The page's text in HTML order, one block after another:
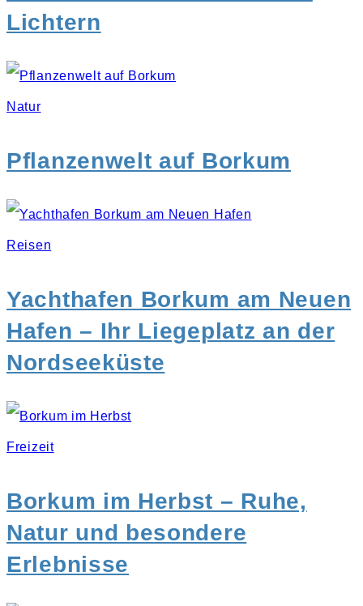
Lichtern
Natur
Pflanzenwelt auf Borkum
Reisen
Yachthafen Borkum am Neuen
Hafen – Ihr Liegeplatz an der
Nordseeküste
Freizeit
Borkum im Herbst – Ruhe,
Natur und besondere
Erlebnisse